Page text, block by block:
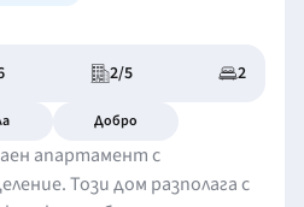
2/5 2
Добро
апартамент с
Този дом разполага с